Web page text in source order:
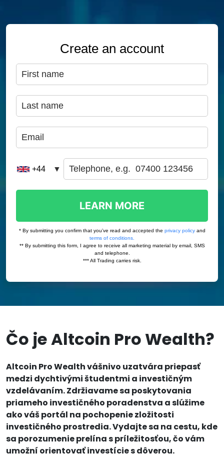
Čo je Altcoin Pro Wealth?
Altcoin Pro Wealth vášnivo uzatvára priepasť
medzi dychtivými študentmi a investičným
vzdelávaním. Zdržiavame sa poskytovania
priameho investičného poradenstva a slúžime
ako váš portál na pochopenie zložitosti
investičného prostredia. Vydajte sa na cestu, kde
sa porozumenie prelína s príležitosťou, čo vám
umožní orientovať investície s dôverou.